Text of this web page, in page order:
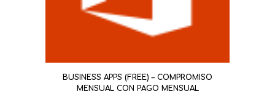
BUSINESS APPS (FREE) – COMPROMISO
MENSUAL CON PAGO MENSUAL